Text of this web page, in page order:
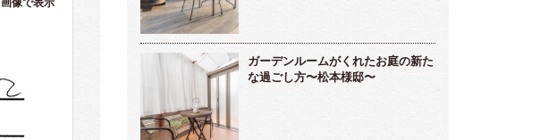
ガーデンルームがくれたお庭の新た
な過ごし方〜松本様邸〜